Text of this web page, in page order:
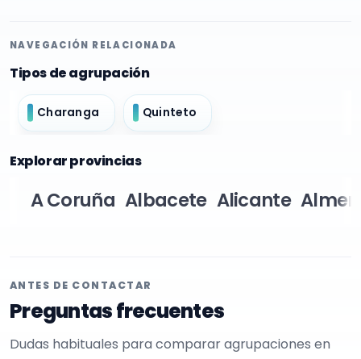
NAVEGACIÓN RELACIONADA
Tipos de agrupación
Charanga Quinteto
Explorar provincias
A Coruña Albacete Alicante
ANTES DE CONTACTAR
Preguntas frecuentes
Dudas habituales para comparar agrupaciones en